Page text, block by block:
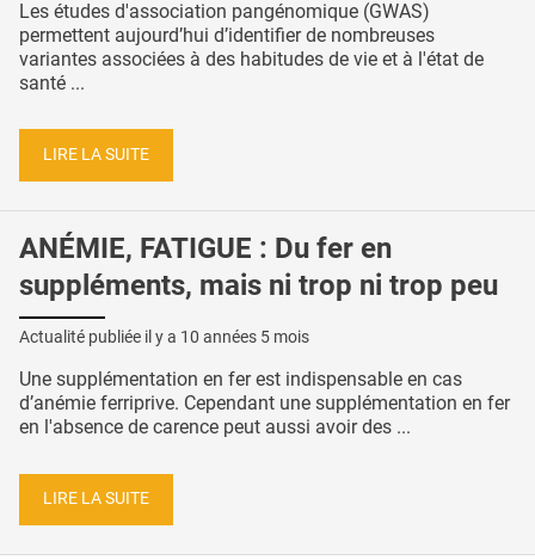
Les études d'association pangénomique (GWAS)
permettent aujourd’hui d’identifier de nombreuses
variantes associées à des habitudes de vie et à l'état de
santé ...
LIRE LA SUITE
ANÉMIE, FATIGUE : Du fer en
suppléments, mais ni trop ni trop peu
Actualité publiée il y a 10 années 5 mois
Une supplémentation en fer est indispensable en cas
d’anémie ferriprive. Cependant une supplémentation en fer
en l'absence de carence peut aussi avoir des ...
LIRE LA SUITE